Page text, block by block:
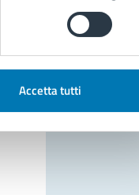
Accetta tutti